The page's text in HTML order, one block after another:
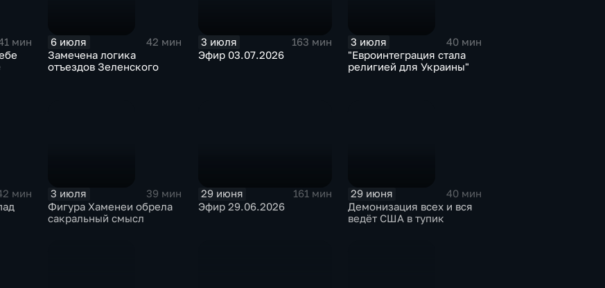
мин
6 июля
42 мин
Замечена логика
отъездов Зеленского
3 июля
163 мин
Эфир 03.07.2026
3 июля
40 мин
"Евроинтеграция стала
религией для Украины"
мин
3 июля
39 мин
Фигура Хаменеи обрела
сакральный смысл
29 июня
161 мин
Эфир 29.06.2026
29 июня
40 мин
Демонизация всех и вся
ведёт США в тупик